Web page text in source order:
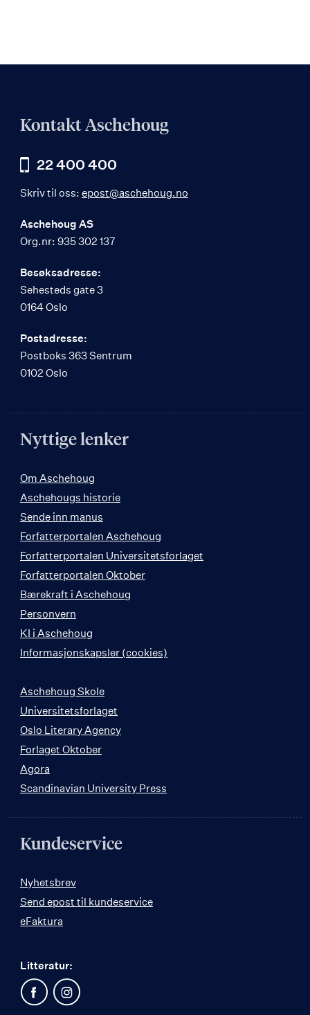
Kontakt Aschehoug
22 400 400
Skriv til oss: epost@aschehoug.no
Aschehoug AS
Org.nr: 935 302 137
Besøksadresse:
Sehesteds gate 3
0164 Oslo
Postadresse:
Postboks 363 Sentrum
0102 Oslo
Nyttige lenker
Om Aschehoug
Aschehougs historie
Sende inn manus
Forfatterportalen Aschehoug
Forfatterportalen Universitetsforlaget
Forfatterportalen Oktober
Bærekraft i Aschehoug
Personvern
KI i Aschehoug
Informasjonskapsler (cookies)
Aschehoug Skole
Universitetsforlaget
Oslo Literary Agency
Forlaget Oktober
Agora
Scandinavian University Press
Kundeservice
Nyhetsbrev
Send epost til kundeservice
eFaktura
Litteratur: